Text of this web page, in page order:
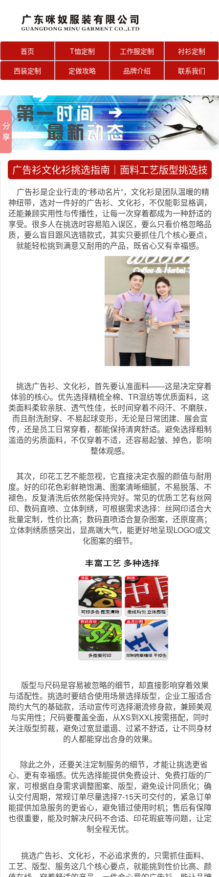
首页 T恤定制 工作服定制
衬衫定制
西装定制
定做攻略 品牌介绍 联系我们
广告衫文化衫挑选指南｜面料工艺版型挑选技
巧，选对省心有面
广告衫是企业行走的“移动名片”，文化衫是团队温暖的精
神纽带，选对一件好的广告衫、文化衫，不仅能彰显格调，
还能兼顾实用性与传播性，让每一次穿着都成为一种舒适的
享受。很多人在挑选时容易陷入误区，要么只看价格忽略品
质，要么盲目跟风选错款式，其实只要抓住几个核心要点，
就能轻松挑到满意又耐用的产品，既省心又有幸福感。
挑选广告衫、文化衫，首先要认准面料——这是决定穿着
体验的核心。优先选择精梳全棉、TR混纺等优质面料，这
类面料柔软亲肤、透气性佳，长时间穿着不闷汗、不磨肤，
而且耐洗耐穿、不易起球变形，无论是日常团建、展会宣
传，还是员工日常穿着，都能保持清爽舒适。避免选择粗制
滥造的劣质面料，不仅穿着不适，还容易起皱、掉色，影响
整体观感。
其次，印花工艺不能忽视，它直接决定衣服的颜值与耐用
度。好的印花色彩鲜艳饱满、图案清晰细腻，不易脱落、不
褪色，反复清洗后依然能保持完好。常见的优质工艺有丝网
印、数码直喷、立体刺绣，可根据需求选择：丝网印适合大
批量定制，性价比高；数码直喷适合复杂图案，还原度高；
立体刺绣质感突出，显高端大气，能更好地呈现LOGO或文
化图案的细节。
版型与尺码是容易被忽略的细节，却直接影响穿着效果
与适配性。挑选时要结合使用场景选择版型，企业工服适合
简约大气的基础款，活动宣传可选择潮流修身款，兼顾美观
与实用性；尺码要覆盖全面，从XS到XXL按需搭配，同时
关注版型剪裁，避免过宽显邋遢、过紧不舒适，让不同身材
的人都能穿出合身的效果。
除此之外，还要关注定制服务的细节，才能让挑选更省
心、更有幸福感。优先选择能提供免费设计、免费打版的厂
家，可根据自身需求调整图案、版型，避免设计同质化；确
认交付周期，常规订单尽量选择7-15天可交付的，紧急订单
能提供加急服务的更省心，避免错过使用时机；售后有保障
也很重要，能及时解决尺码不合适、印花瑕疵等问题，让定
制全程无忧。
挑选广告衫、文化衫，不必追求贵的，只需抓住面料、
工艺、版型、服务这几个核心要点，就能挑到性价比高、颜